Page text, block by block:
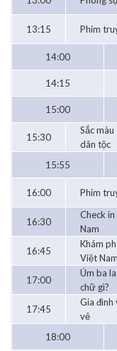
13:15
Phim
14:00
14:15
15:00
15:30
Sắc màu
dân tộc
15:55
16:00 Phim
16:30
Check
Nam
16:45
Khám
Việt Nam
17:00
Úm ba
chữ gì?
17:45
Gia đình
vẻ
18:00